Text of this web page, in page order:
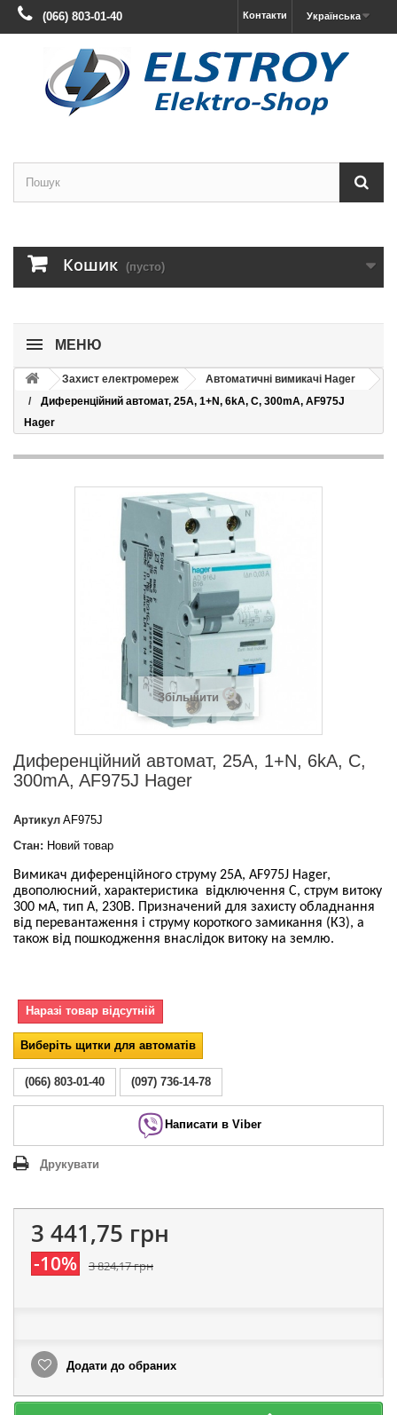
Українська
Контакти
(066) 803-01-40
Кошик (пусто)
МЕНЮ
Захист електромереж
Автоматичні вимикачі Hager
Диференційний автомат, 25А, 1+N, 6kA, C, 300mA, AF975J
Hager
Збільшити
Диференційний автомат, 25А, 1+N, 6kA, C,
300mA, AF975J Hager
Артикул AF975J
Стан: Новий товар
Вимикач диференційного струму 25А, AF975J Hager,
двополюсний, характеристика відключення С, струм витоку
300 мА, тип А, 230В. Призначений для захисту обладнання
від перевантаження і струму короткого замикання (КЗ), а
також від пошкодження внаслідок витоку на землю.
Наразі товар відсутній
Виберіть щитки для автоматів
(066) 803-01-40 (097) 736-14-78
Написати в Viber
Друкувати
3 441,75 грн
-10% 3 824,17 грн
Додати до обраних